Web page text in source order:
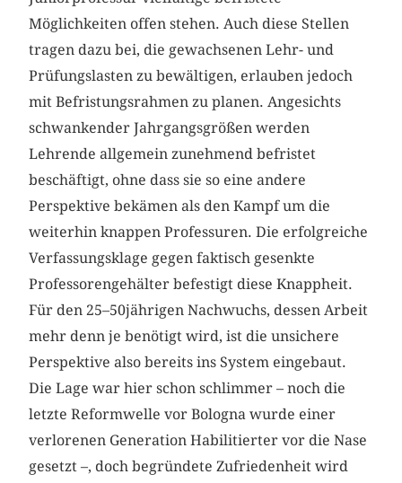
Möglichkeiten offen stehen. Auch diese Stellen
tragen dazu bei, die gewachsenen Lehr- und
Prüfungslasten zu bewältigen, erlauben jedoch
mit Befristungsrahmen zu planen. Angesichts
schwankender Jahrgangsgrößen werden
Lehrende allgemein zunehmend befristet
beschäftigt, ohne dass sie so eine andere
Perspektive bekämen als den Kampf um die
weiterhin knappen Professuren. Die erfolgreiche
Verfassungsklage gegen faktisch gesenkte
Professorengehälter befestigt diese Knappheit.
Für den 25–50jährigen Nachwuchs, dessen Arbeit
mehr denn je benötigt wird, ist die unsichere
Perspektive also bereits ins System eingebaut.
Die Lage war hier schon schlimmer – noch die
letzte Reformwelle vor Bologna wurde einer
verlorenen Generation Habilitierter vor die Nase
gesetzt –, doch begründete Zufriedenheit wird